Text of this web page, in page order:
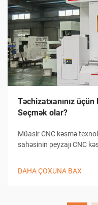
Təchizatxanınız
Seçmək olar?
Müasir CNC kəsmə
sahəsinin peyzajı CNC
birləşmiş...
DAHA ÇOXUNA BAX